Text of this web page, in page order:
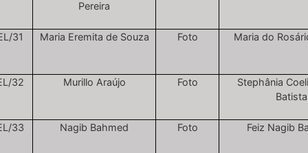
Pereira
31 Maria Eremita de Souza Foto Maria do
32 Murillo Araújo Foto
Stephânia
Batista
33 Nagib Bahmed Foto Feiz Nagib